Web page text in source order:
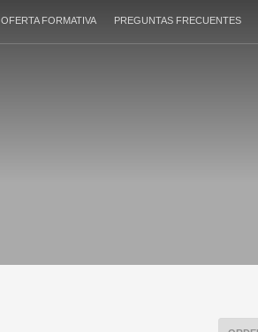
OFERTA FORMATIVA PREGUNTAS FRECUENTES